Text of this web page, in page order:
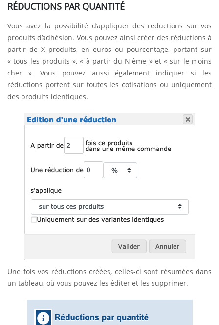
RÉDUCTIONS PAR QUANTITÉ
Vous avez la possibilité d’appliquer des réductions sur vos
produits d’adhésion. Vous pouvez ainsi créer des réductions à
partir de X produits, en euros ou pourcentage, portant sur
« tous les produits », « à partir du Nième » et « sur le moins
cher ». Vous pouvez aussi également indiquer si les
réductions portent sur toutes les cotisations ou uniquement
des produits identiques.
Une fois vos réductions créées, celles-ci sont résumées dans
un tableau, où vous pouvez les éditer et les supprimer.